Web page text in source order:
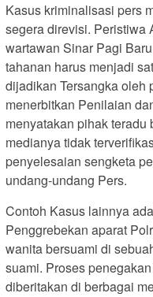
Kasus kriminalisasi pers
segera direvisi. Peristiwa
wartawan Sinar Pagi
tahanan harus menjadi
dijadikan Tersangka oleh
menerbitkan Penilaian
menyatakan pihak
medianya tidak
penyelesaian sengketa
undang-undang Pers.
Contoh Kasus lainnya
Penggrebekan aparat
wanita bersuami di
suami. Proses
diberitakan di berbagai